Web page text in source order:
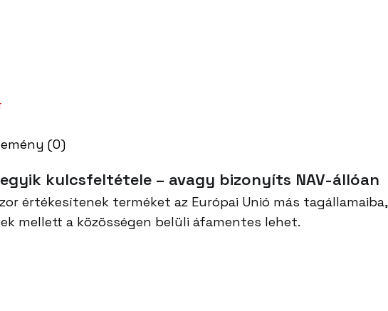
(0)
kulcsfeltétele – avagy bizonyíts NAV-állóan
értékesítenek terméket az Európai Unió más tagállamaiba,
mellett a közösségen belüli áfamentes lehet.